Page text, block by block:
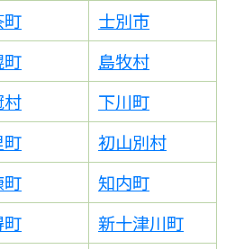
町
士別市
町
島牧村
村
下川町
初山別村
町
知内町
新十津川町